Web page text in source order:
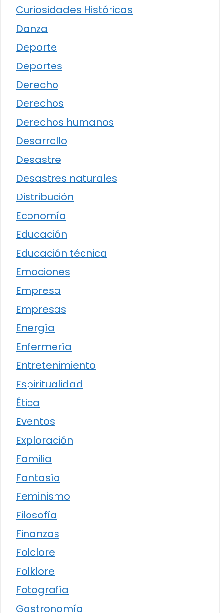
Curiosidades Históricas
Danza
Deporte
Deportes
Derecho
Derechos
Derechos humanos
Desarrollo
Desastre
Desastres naturales
Distribución
Economía
Educación
Educación técnica
Emociones
Empresa
Empresas
Energía
Enfermería
Entretenimiento
Espiritualidad
Ética
Eventos
Exploración
Familia
Fantasía
Feminismo
Filosofía
Finanzas
Folclore
Folklore
Fotografía
Gastronomía